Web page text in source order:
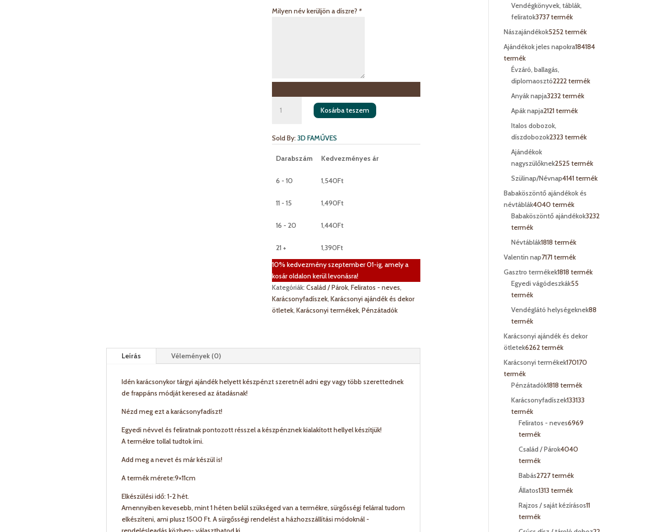
Milyen név kerüljön a díszre? *
karácsonyfadísz
Kosárba teszem
Sold By:3D FAMŰVES
Darabszám Kedvezményes ár
6 - 10 1,540Ft
11 - 15 1,490Ft
16 - 20 1,440Ft
21 + 1,390Ft
10% kedvezmény szeptember 01-ig, amely a
kosár oldalon kerül levonásra!
Kategóriák:Család / Párok,Feliratos - neves,
Karácsonyfadíszek,Karácsonyi ajándék és dekor
ötletek,Karácsonyi termékek,Pénzátadók
Leírás Vélemények (0)
Idén karácsonykor tárgyi ajándék helyett készpénzt szeretnél adni egy vagy több szerettednek
de frappáns módját keresed az átadásnak!
Nézd meg ezt a karácsonyfadíszt!
Egyedi névvel és feliratnak pontozott résszel a készpénznek kialakított hellyel készítjük!
A termékre tollal tudtok írni.
Add meg a nevet és már készül is!
A termék mérete:9×11cm
Elkészülési idő: 1-2 hét.
Amennyiben kevesebb, mint 1 héten belül szükséged van a termékre, sürgősségi felárral tudom
elkészíteni, ami plusz 1500 Ft. A sürgősségi rendelést a házhozszállítási módoknál -
Vendégkönyvek, táblák,
feliratok3737 termék
Nászajándékok5252 termék
Ajándékok jeles napokra184184
termék
Évzáró, ballagás,
diplomaosztó2222 termék
Anyák napja3232 termék
Apák napja2121 termék
Italos dobozok,
díszdobozok2323 termék
Ajándékok
nagyszülőknek2525 termék
Szülinap/Névnap4141 termék
Babaköszöntő ajándékok és
névtáblák4040 termék
Babaköszöntő ajándékok3232
termék
Névtáblák1818 termék
Valentin nap7171 termék
Gasztro termékek1818 termék
Egyedi vágódeszkák55
termék
Vendéglátó helységeknek88
termék
Karácsonyi ajándék és dekor
ötletek6262 termék
Karácsonyi termékek170170
termék
Pénzátadók1818 termék
Karácsonyfadíszek133133
termék
Feliratos - neves6969
termék
Család / Párok4040
termék
Babás2727 termék
Állatos1313 termék
Rajzos / saját kézírásos11
termék